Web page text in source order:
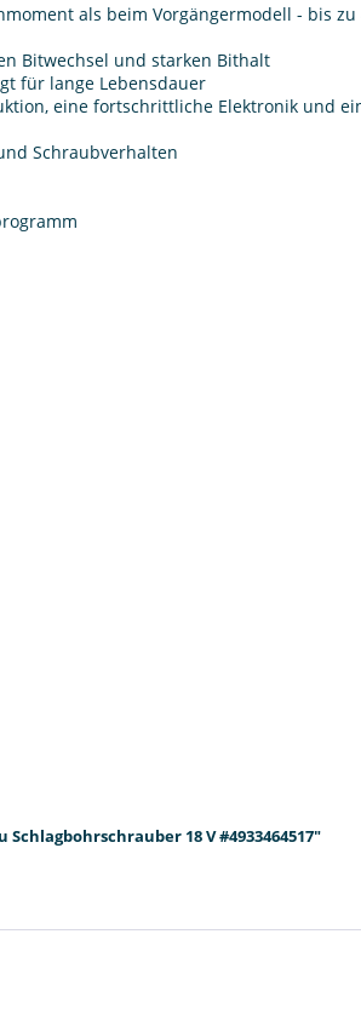
als beim Vorgängermodell - bis zu
Bitwechsel und starken Bithalt
für lange Lebensdauer
eine fortschrittliche Elektronik und
Schraubverhalten
18 V #4933464517"